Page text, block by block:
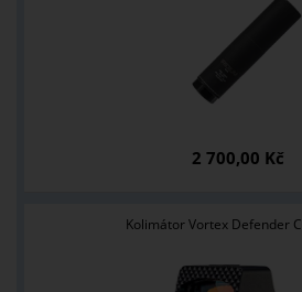
2 700,00 Kč
Kolimátor Vortex Defender